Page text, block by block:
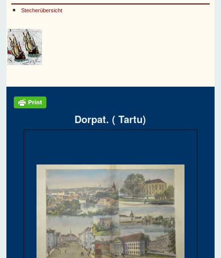
Stecherübersicht
Dorpat. ( Tartu)